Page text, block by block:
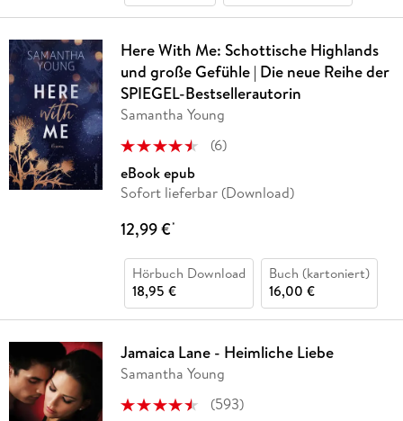
Here With Me: Schottische Highlands
und große Gefühle | Die neue Reihe der
SPIEGEL-Bestsellerautorin
Samantha Young
(6)
eBook epub
Sofort lieferbar (Download)
12,99 €*
Hörbuch Download
18,95 €
Buch (kartoniert)
16,00 €
Jamaica Lane - Heimliche Liebe
Samantha Young
(593)